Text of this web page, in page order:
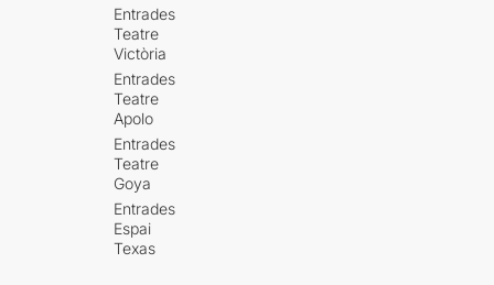
Entrades
Teatre
Victòria
Entrades
Teatre
Apolo
Entrades
Teatre
Goya
Entrades
Espai
Texas